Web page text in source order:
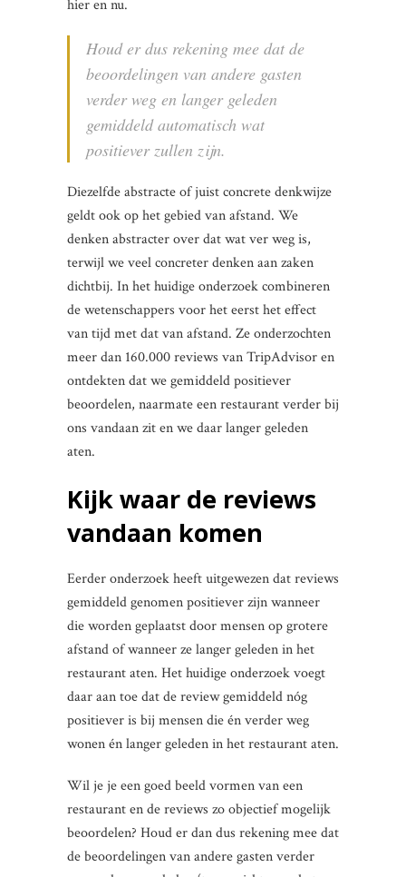
hier en nu.
Houd er dus rekening mee dat de
beoordelingen van andere gasten
verder weg en langer geleden
gemiddeld automatisch wat
positiever zullen zijn.
Diezelfde abstracte of juist concrete denkwijze
geldt ook op het gebied van afstand. We
denken abstracter over dat wat ver weg is,
terwijl we veel concreter denken aan zaken
dichtbij. In het huidige onderzoek combineren
de wetenschappers voor het eerst het effect
van tijd met dat van afstand. Ze onderzochten
meer dan 160.000 reviews van TripAdvisor en
ontdekten dat we gemiddeld positiever
beoordelen, naarmate een restaurant verder bij
ons vandaan zit en we daar langer geleden
aten.
Kijk waar de reviews
vandaan komen
Eerder onderzoek heeft uitgewezen dat reviews
gemiddeld genomen positiever zijn wanneer
die worden geplaatst door mensen op grotere
afstand of wanneer ze langer geleden in het
restaurant aten. Het huidige onderzoek voegt
daar aan toe dat de review gemiddeld nóg
positiever is bij mensen die én verder weg
wonen én langer geleden in het restaurant aten.
Wil je je een goed beeld vormen van een
restaurant en de reviews zo objectief mogelijk
beoordelen? Houd er dan dus rekening mee dat
de beoordelingen van andere gasten verder